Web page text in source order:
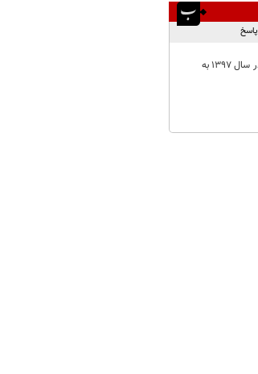
پاسخ
مشاور امنیت ملی کاخ سفید جنایتکار دیگر حق صلاحیت دخالت و مداخله در برجا و مذاکرات را ندارد چون به خاطر که آمریکا جنایتکار در سال 1397 به